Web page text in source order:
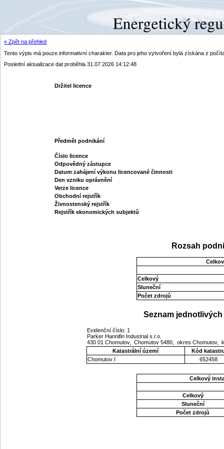
« Zpět na přehled
Tento výpis má pouze informativní charakter. Data pro jeho vytvoření byla získána z
Poslední aktualizace dat proběhla 31.07.2026 14:12:48
Držitel licence
Předmět podnikání
Číslo licence
Odpovědný zástupce
Datum zahájení výkonu licencované činnosti
Den vzniku oprávnění
Verze licence
Obchodní rejstřík
Živnostenský rejstřík
Rejstřík ekonomických subjektů
Rozsah
Celkový
Sluneční
Počet zdrojů
Seznam
Evidenční číslo: 1
Parker Hannifin Industrial s.r.o.
430 01 Chomutov, Chomutov 5480, okres Chomutov,
Katastrální území
Kód
Chomutov I
652458
Celkový
Celkový
Sluneční
Počet zdrojů